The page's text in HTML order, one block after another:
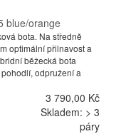
blue/orange
bota. Na středně
optimální přilnavost a
běžecká bota
odpružení a
3 790,00 Kč
Skladem: > 3
páry